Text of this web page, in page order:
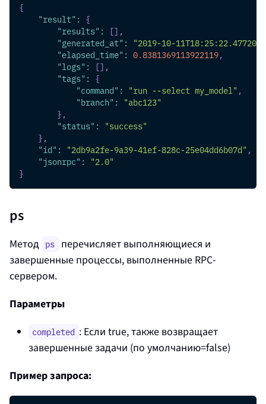
{
"result" : {
"results" : [] ,
"generated_at" :
"2019-10-
"elapsed_time" : 0.8381369113922119,
"logs" : [] ,
"tags" : {
"command" : "run --select my_model" ,
"branch" :
"abc123"
} ,
"status" :
"success"
} ,
"id" : "2db9a2fe-9a39-41ef-828c-25e04dd6b07d" ,
"jsonrpc" :
"2.0"
}
ps
Метод ps перечисляет выполняющиеся и
завершенные процессы, выполненные RPC-
сервером.
Параметры
completed : Если true, также возвращает
завершенные задачи (по умолчанию=false)
Пример запроса: